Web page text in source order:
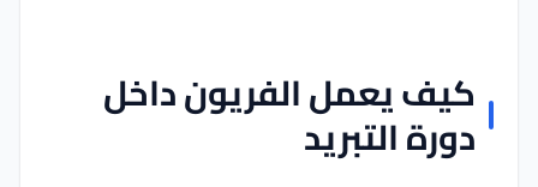
كيف يعمل الفريون داخل
دورة التبريد